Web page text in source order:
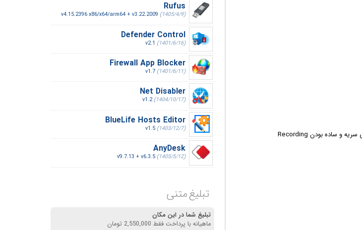
Rufus
v4.15.2396 x86/x64/arm64 + v3.22.2009 (1405/4/9)
Defender Control
v2.1 (1401/6/16)
Firewall App Blocker
v1.7 (1401/6/11)
Net Disabler
v1.2(1404/10/17)
BlueLife Hosts Editor
v1.5 (1403/12/7)
AnyDesk
v9.7.13 + v6.3.5 (1405/5/12)
تبلیغ متنی
تبلیغ شما در این مکان
ماهیانه با پرداخت فقط 2,550,000 تومان